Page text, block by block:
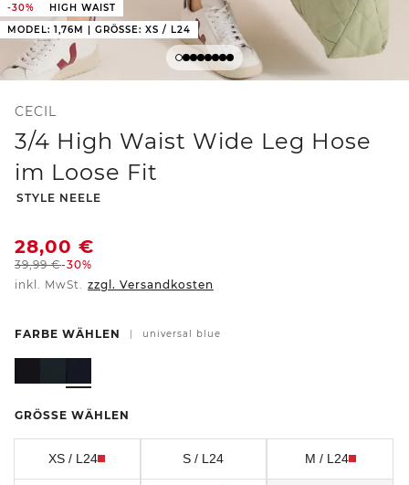
-30%
HIGH WAIST
MODEL: 1,76M | GRÖSSE: XS / L24
CECIL
3/4 High Waist Wide Leg Hose
im Loose Fit
-
STYLE NEELE
28,00 €
39,99€-30%
inkl. MwSt. zzgl. Versandkosten
FARBE WÄHLEN universal blue
GRÖSSE WÄHLEN
XS / L24 S / L24 M / L24